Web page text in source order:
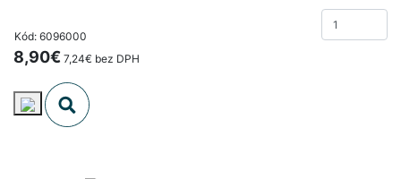
Kód: 6096000
8,90€ 7,24€ bez DPH